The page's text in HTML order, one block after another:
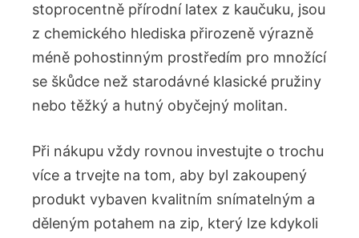
stoprocentně přírodní latex z kaučuku, jsou
z chemického hlediska přirozeně výrazně
méně pohostinným prostředím pro množící
se škůdce než starodávné klasické pružiny
nebo těžký a hutný obyčejný molitan.
Při nákupu vždy rovnou investujte o trochu
více a trvejte na tom, aby byl zakoupený
produkt vybaven kvalitním snímatelným a
děleným potahem na zip, který lze kdykoli